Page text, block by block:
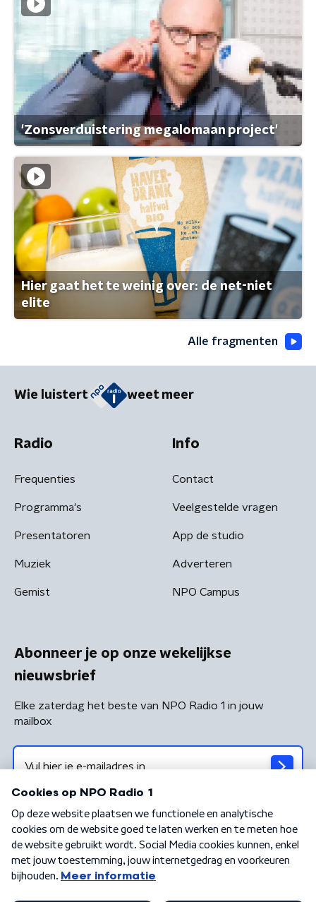
'Zonsverduistering megalomaan project'
Hier gaat het te weinig over: de net-niet
elite
Alle fragmenten
Wie luistert weet meer
Radio
Frequenties
Programma's
Presentatoren
Muziek
Gemist
Info
Contact
Veelgestelde vragen
App de studio
Adverteren
NPO Campus
Abonneer je op onze wekelijkse
nieuwsbrief
Elke zaterdag het beste van NPO Radio 1 in jouw
mailbox
Algemene voorwaarden Privacybeleid